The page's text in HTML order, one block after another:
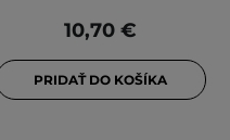
10,70 €
PRIDAŤ DO KOŠÍKA